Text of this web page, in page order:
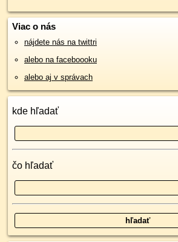
Viac o nás
nájdete nás na twittri
alebo na faceboooku
alebo aj v správach
kde hľadať
čo hľadať